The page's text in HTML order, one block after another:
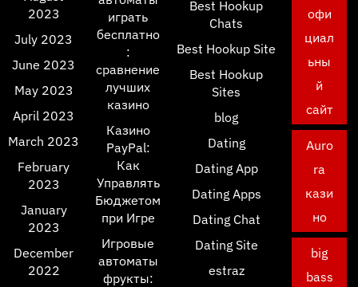
2023
July 2023
June 2023
May 2023
April 2023
March 2023
February
2023
January
2023
December
2022
играть
бесплатно
:
сравнение
лучших
казино
Казино
PayPal:
Как
Управлять
Бюджетом
при Игре
Игровые
автоматы
фрукты:
Best Hookup
Chats
Best Hookup Site
Best Hookup
Sites
blog
Dating
Dating App
Dating Apps
Dating Chat
Dating Site
estraz
офи
циал
ьны
й
сайт
Auro
ra
кази
но
big
bass